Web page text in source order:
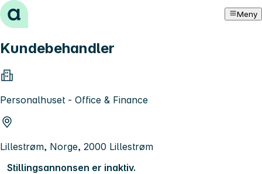
Hopp til innhold Meny
Kundebehandler
Personalhuset - Office & Finance
Lillestrøm, Norge, 2000 Lillestrøm
Stillingsannonsen er inaktiv.